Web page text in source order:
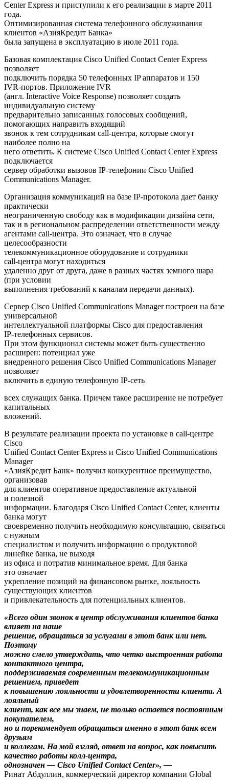
Center Express и приступили к его реализации в марте 2011
года.
Оптимизированная система телефонного обслуживания
клиентов «АзияКредит Банка»
была запущена в эксплуатацию в июле 2011 года.
Базовая комплектация Cisco Unified Contact Center Express
позволяет
подключить порядка 50 телефонных IP аппаратов и 150
IVR‑портов. Приложение IVR
(англ. Interactive Voice Response) позволяет создать
индивидуальную систему
предварительно записанных голосовых сообщений,
помогающих направить входящий
звонок к тем сотрудникам call‑центра, которые смогут
наиболее полно на
него ответить. К системе Cisco Unified Contact Center Express
подключается
сервер обработки вызовов IP‑телефонии Cisco Unified
Communications Manager.
Организация коммуникаций на базе IP‑протокола дает банку
практически
неограниченную свободу как в модификации дизайна сети,
так и в региональном распределении ответственности между
агентами call‑центра. Это означает, что в случае
целесообразности
телекоммуникационное оборудование и сотрудники
call‑центра могут находиться
удаленно друг от друга, даже в разных частях земного шара
(при условии
выполнения требований к каналам передачи данных).
Сервер Cisco Unified Communications Manager построен на базе
универсальной
интеллектуальной платформы Cisco для предоставления
IP‑телефонных сервисов.
При этом функционал системы может быть существенно
расширен: потенциал уже
внедренного решения Cisco Unified Communications Manager
позволяет
включить в единую телефонную IP‑сеть
всех служащих банка. Причем такое расширение не потребует
капитальных
вложений.
В результате реализации проекта по установке в call‑центре
Cisco
Unified Contact Center Express и Cisco Unified Communications
Manager
«АзияКредит Банк» получил конкурентное преимущество,
организовав
для клиентов оперативное предоставление актуальной
и полезной
информации. Благодаря Cisco Unified Contact Center, клиенты
банка могут
своевременно получить необходимую консультацию, связаться
с нужным
специалистом и получить информацию о продуктовой
линейке банка, не выходя
из офиса и потратив минимальное время. Для банка
это означает
укрепление позиций на финансовом рынке, лояльность
существующих клиентов
и привлекательность для потенциальных клиентов.
«Всего один звонок в центр обслуживания клиентов банка
влияет на наше
решение, обращаться за услугами в этот банк или нет.
Поэтому
можно смело утверждать, что четко выстроенная работа
контактного центра,
поддерживаемая современным телекоммуникационным
решением, приведет
к повышению лояльности и удовлетворенности клиента. А
лояльный
клиент, как все мы знаем, не только остается постоянным
покупателем,
но и порекомендует обращаться именно в этот банк всем
друзьям
и коллегам. На мой взгляд, ответ на вопрос, как повысить
качество работы колл‑центра,
однозначен — Cisco Unified Contact Center», —
Ринат Абдуллин, коммерческий директор компании Global